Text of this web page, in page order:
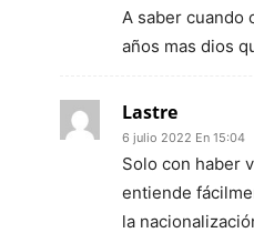
A saber cuando
años mas dios
Lastre
6 julio 2022 En 15:04
Solo con haber
entiende
la